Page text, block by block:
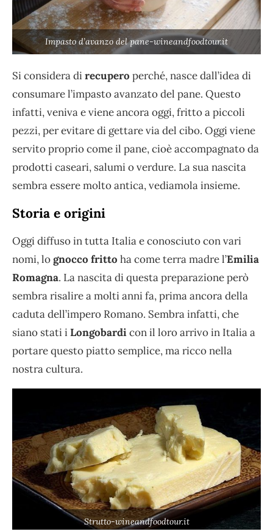
Impasto d’avanzo del pane-wineandfoodtour.it
Si considera direcupero perché, nasce dall’idea di
consumare l’impasto avanzato del pane. Questo
infatti, veniva e viene ancora oggi, fritto a piccoli
pezzi, per evitare di gettare via del cibo. Oggi viene
servito proprio come il pane, cioè accompagnato da
prodotti caseari, salumi o verdure. La sua nascita
sembra essere molto antica, vediamola insieme.
Storia e origini
Oggi diffuso in tutta Italia e conosciuto con vari
nomi, lognocco fritto ha come terra madre l’Emilia
Romagna. La nascita di questa preparazione però
sembra risalire a molti anni fa, prima ancora della
caduta dell’impero Romano. Sembra infatti, che
siano stati iLongobardicon il loro arrivo in Italia a
portare questo piatto semplice, ma ricco nella
nostra cultura.
Strutto-wineandfoodtour.it